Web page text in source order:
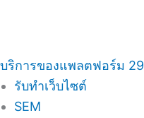
บริการของแพลตฟอร์ม 29
รับทำเว็บไซต์
SEM